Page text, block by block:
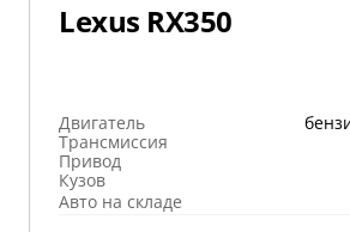
Lexus RX350
Двигатель
Трансмиссия
Привод
Кузов
Авто на складе